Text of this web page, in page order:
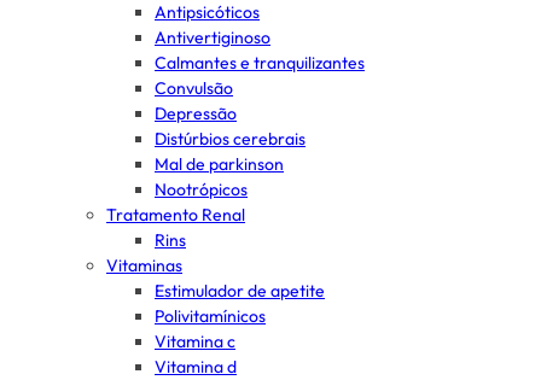
Antipsicóticos
Antivertiginoso
Calmantes e tranquilizantes
Convulsão
Depressão
Distúrbios cerebrais
Mal de parkinson
Nootrópicos
Tratamento Renal
Rins
Vitaminas
Estimulador de apetite
Polivitamínicos
Vitamina c
Vitamina d